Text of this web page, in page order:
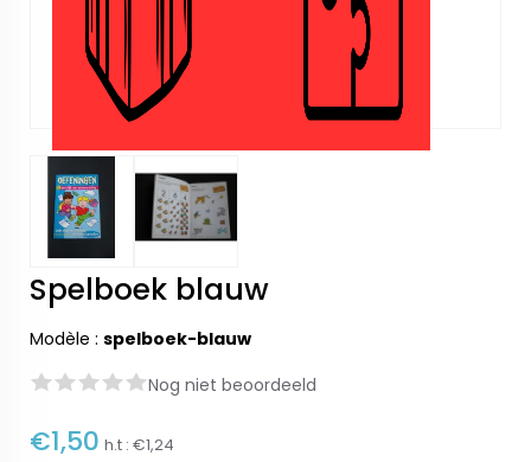
Spelboek blauw
Modèle : spelboek-blauw
Nog niet beoordeeld
€1,50 h.t : €1,24